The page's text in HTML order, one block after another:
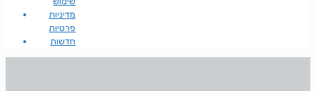
מדיניות
פרטיות
חדשות